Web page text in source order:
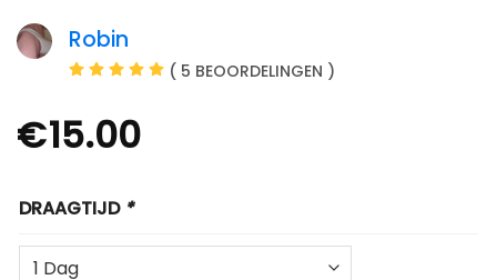
Robin
( 5 BEOORDELINGEN )
€15.00
DRAAGTIJD *